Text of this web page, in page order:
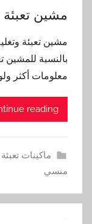
مشين تعبئة
معلومات أكثر
reading
منسي